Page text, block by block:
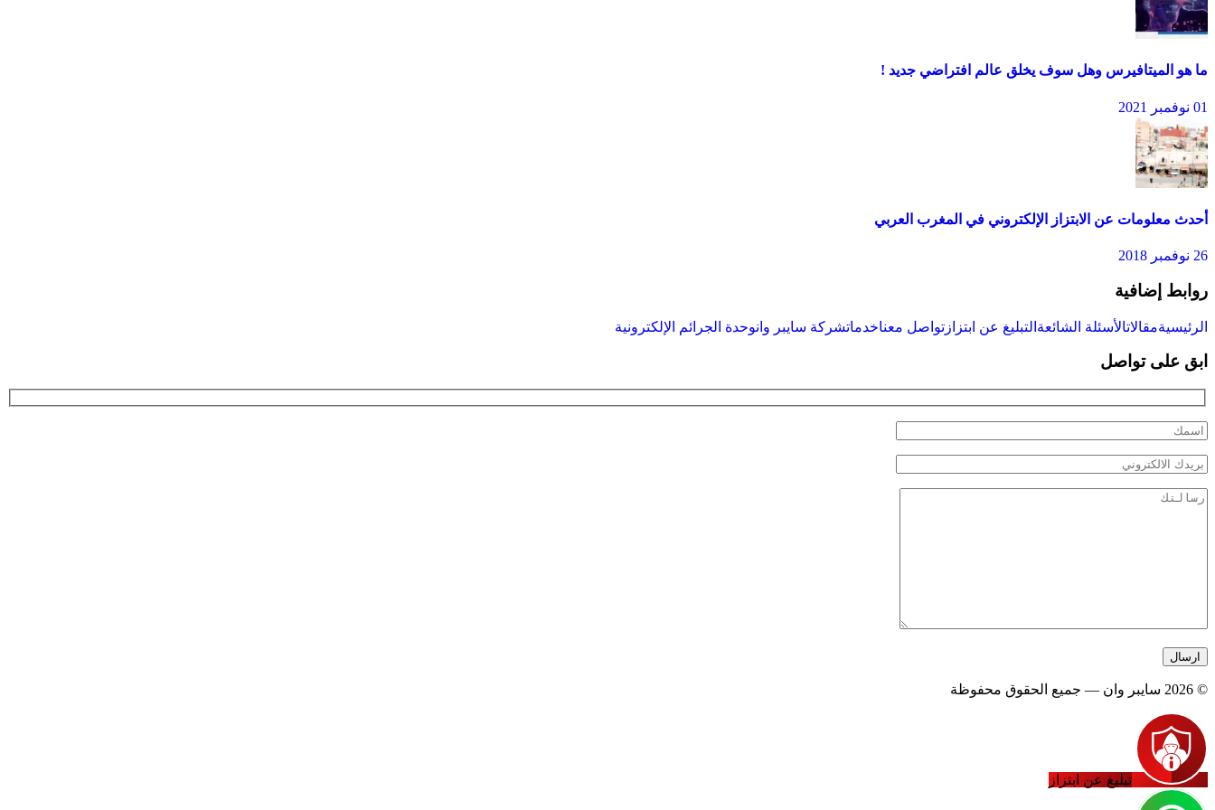
ما هو الميتافيرس وهل سوف يخلق عالم افتراضي جديد !
01 نوفمبر 2021
أحدث معلومات عن الابتزاز الإلكتروني في المغرب العربي
26 نوفمبر 2018
روابط إضافية
الرئيسيةمقالاتالأسئلة الشائعة التبليغ عن ابتزاز تواصل معناخدماتشركة سايبر وانوحدة الجرائم الإلكترونية
ابق على تواصل
© 2026 سايبر وان — جميع الحقوق محفوظة
تبليغ عن ابتزاز